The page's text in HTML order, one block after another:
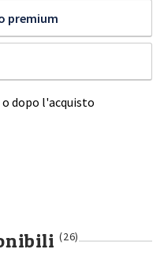
premium
dopo l'acquisto
(26)